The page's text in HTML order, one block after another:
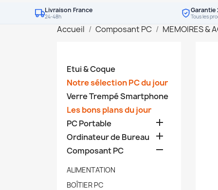
Livraison France
24-48h
Garantie
Tous les
Accueil Composant PC MEMOIRES &
Etui & Coque
Notre sélection PC du jour
Verre Trempé Smartphone
Les bons plans du jour
PC Portable

Ordinateur de Bureau 
Composant PC 
ALIMENTATION
BOÎTIER PC